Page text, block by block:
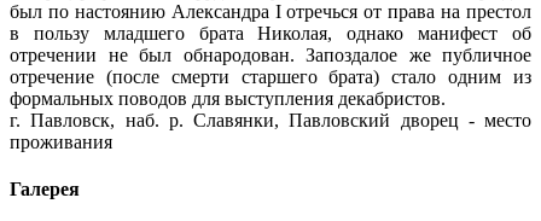
был по настоянию Александра I отречься от права на престол
в пользу младшего брата Николая, однако манифест об
отречении не был обнародован. Запоздалое же публичное
отречение (после смерти старшего брата) стало одним из
формальных поводов для выступления декабристов.
г. Павловск, наб. р. Славянки, Павловский дворец - место
проживания
Галерея